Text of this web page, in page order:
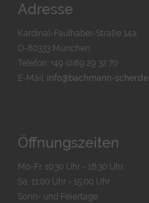
Adresse
Kardinal-Faulhaber-Straße 14a
D-80333 München
Telefon: +49 (0)89 29 32 70
E-Mail: info@bachmann-scher.de
Öffnungszeiten
Mo-Fr. 10:30 Uhr - 18:30 Uhr
Sa. 11:00 Uhr - 15.00 Uhr
Sonn- und Feiertage